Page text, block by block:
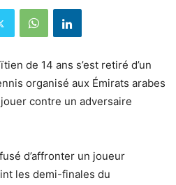
de 14 ans s’est retiré d’un
organisé aux Émirats arabes
contre un adversaire
d’affronter un joueur
les demi-finales du